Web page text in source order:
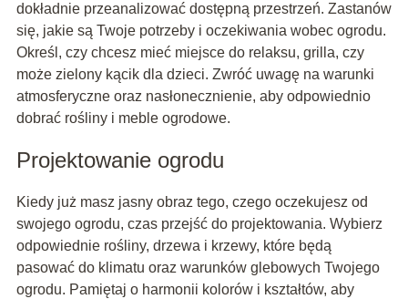
dokładnie przeanalizować dostępną przestrzeń. Zastanów
się, jakie są Twoje potrzeby i oczekiwania wobec ogrodu.
Określ, czy chcesz mieć miejsce do relaksu, grilla, czy
może zielony kącik dla dzieci. Zwróć uwagę na warunki
atmosferyczne oraz nasłonecznienie, aby odpowiednio
dobrać rośliny i meble ogrodowe.
Projektowanie ogrodu
Kiedy już masz jasny obraz tego, czego oczekujesz od
swojego ogrodu, czas przejść do projektowania. Wybierz
odpowiednie rośliny, drzewa i krzewy, które będą
pasować do klimatu oraz warunków glebowych Twojego
ogrodu. Pamiętaj o harmonii kolorów i kształtów, aby